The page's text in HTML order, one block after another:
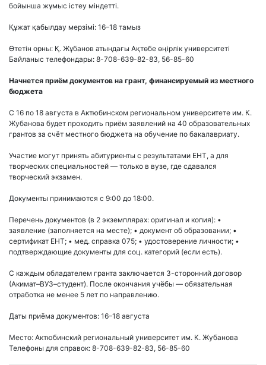
бойынша жұмыс істеу міндетті.
Құжат қабылдау мерзімі: 16–18 тамыз
Өтетін орны: Қ. Жұбанов атындағы Ақтөбе өңірлік университеті
Байланыс телефондары: 8-708-639-82-83, 56-85-60
Начнется приём документов на грант, финансируемый из местного
бюджета
С 16 по 18 августа в Актюбинском региональном университете им. К.
Жубанова будет проходить приём заявлений на 40 образовательных
грантов за счёт местного бюджета на обучение по бакалавриату.
Участие могут принять абитуриенты с результатами ЕНТ, а для
творческих специальностей — только в вузе, где сдавался
творческий экзамен.
Документы принимаются с 9:00 до 18:00.
Перечень документов (в 2 экземплярах: оригинал и копия): •
заявление (заполняется на месте); • документ об образовании; •
сертификат ЕНТ; • мед. справка 075; • удостоверение личности; •
подтверждающие документы для соц. категорий (если есть).
С каждым обладателем гранта заключается 3-сторонний договор
(Акимат–ВУЗ–студент). После окончания учёбы — обязательная
отработка не менее 5 лет по направлению.
Даты приёма документов: 16–18 августа
Место: Актюбинский региональный университет им. К. Жубанова
Телефоны для справок: 8-708-639-82-83, 56-85-60